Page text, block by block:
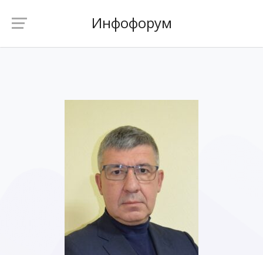
Инфофорум